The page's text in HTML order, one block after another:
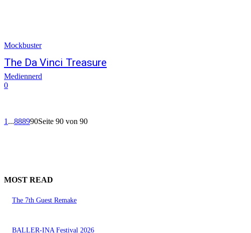
Mockbuster
The Da Vinci Treasure
Mediennerd
0
1 ...888990Seite 90 von 90
MOST READ
The 7th Guest Remake
BALLER-INA Festival 2026